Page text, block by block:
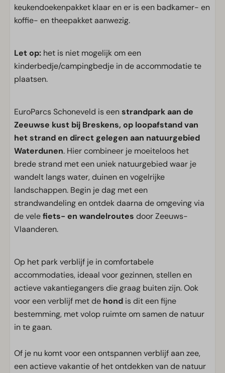
keukendoekenpakket klaar en er is een badkamer- en
koffie- en theepakket aanwezig.
Let op: het is niet mogelijk om een
kinderbedje/campingbedje in de accommodatie te
plaatsen.
EuroParcs Schoneveld is eenstrandpark aan de
Zeeuwse kust bij Breskens, op loopafstand van
het strand en direct gelegen aan natuurgebied
Waterdunen. Hier combineer je moeiteloos het
brede strand met een uniek natuurgebied waar je
wandelt langs water, duinen en vogelrijke
landschappen. Begin je dag met een
strandwandeling en ontdek daarna de omgeving via
de velefiets- en wandelroutes door Zeeuws-
Vlaanderen.
Op het park verblijf je in comfortabele
accommodaties, ideaal voor gezinnen, stellen en
actieve vakantiegangers die graag buiten zijn. Ook
voor een verblijf met de hond is dit een fijne
bestemming, met volop ruimte om samen de natuur
in te gaan.
Of je nu komt voor een ontspannen verblijf aan zee,
een actieve vakantie of het ontdekken van de natuur